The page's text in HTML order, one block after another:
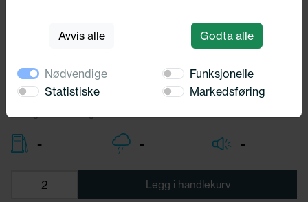
Profil:
60,00
Diameter:
Lasteindex:
- - -
Legg i handlekurv
Avvis alle Godta alle
Nødvendige
Funksjonelle
Statistiske
Markedsføring